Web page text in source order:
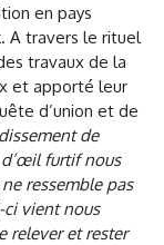
en pays
A travers le rituel
travaux de la
et apporté leur
d’union et de
de
furtif nous
ressemble pas
ci vient nous
relever et rester